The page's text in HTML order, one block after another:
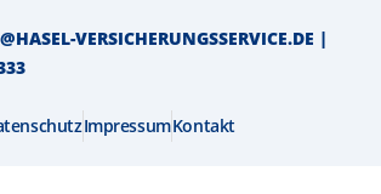
VERSICHERUNGSSERVICE.DE |
ImpressumKontakt